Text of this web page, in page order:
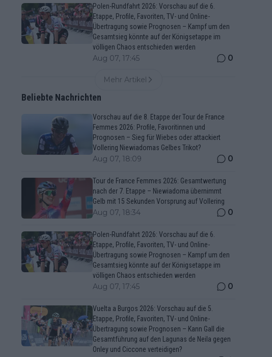
Polen-Rundfahrt 2026: Vorschau auf die 6.
Etappe, Profile, Favoriten, TV- und Online-
Übertragung sowie Prognosen – Kampf um den
Gesamtsieg könnte auf der Königsetappe im
völligen Chaos entschieden werden
Aug 07, 17:45 0
Mehr Artikel
Beliebte Nachrichten
Vorschau auf die 8. Etappe der Tour de France
Femmes 2026: Profile, Favoritinnen und
Prognosen – Sieg für Wiebes oder attackiert
Vollering Niewiadomas Gelbes Trikot?
Aug 07, 18:09 0
Tour de France Femmes 2026: Gesamtwertung
nach der 7. Etappe – Niewiadoma übernimmt
Gelb mit 15 Sekunden Vorsprung auf Vollering
Aug 07, 18:34 0
Polen-Rundfahrt 2026: Vorschau auf die 6.
Etappe, Profile, Favoriten, TV- und Online-
Übertragung sowie Prognosen – Kampf um den
Gesamtsieg könnte auf der Königsetappe im
völligen Chaos entschieden werden
Aug 07, 17:45 0
Vuelta a Burgos 2026: Vorschau auf die 5.
Etappe, Profile, Favoriten, TV- und Online-
Übertragung sowie Prognosen – Kann Gall die
Gesamtführung auf den Lagunas de Neila gegen
Onley und Ciccone verteidigen?